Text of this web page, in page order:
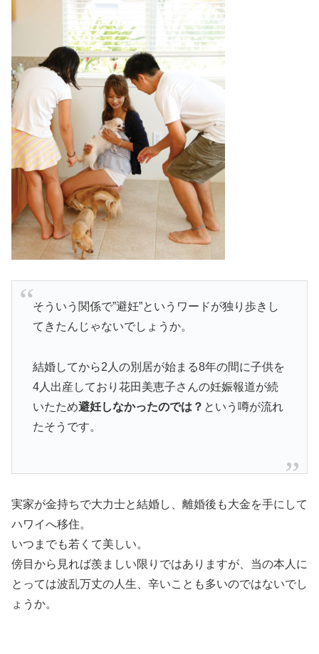
そういう関係で”避妊”というワードが独り歩きし
てきたんじゃないでしょうか。
結婚してから2人の別居が始まる8年の間に子供を
4人出産しており花田美恵子さんの妊娠報道が続
いたため避妊しなかったのでは？ という噂が流れ
たそうです。
実家が金持ちで大力士と結婚し、離婚後も大金を手にして
ハワイへ移住。
いつまでも若くて美しい。
傍目から見れば羨ましい限りではありますが、当の本人に
とっては波乱万丈の人生、辛いことも多いのではないでし
ょうか。